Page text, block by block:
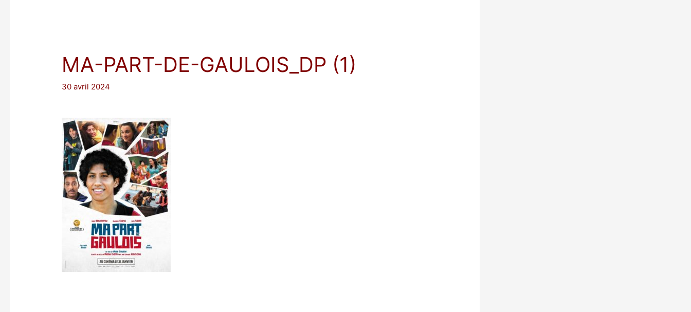
MA-PART-DE-GAULOIS_DP (1)
30 avril 2024